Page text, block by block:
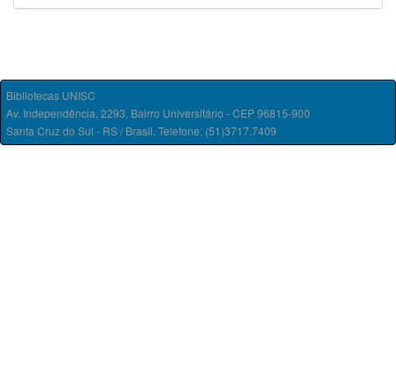
Bibliotecas UNISC
Av. Independência, 2293, Bairro Universitário - CEP 96815-900
Santa Cruz do Sul - RS / Brasil. Telefone: (51)3717.7409